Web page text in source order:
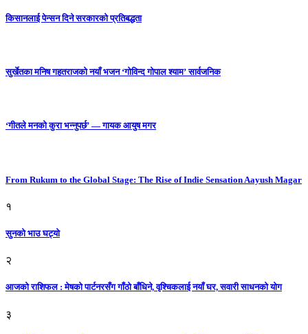
किसानलाई पेन्सन दिने सरकारको प्रतिबद्धता
सुर्खेतका मनिष गहतराजको नयाँ भजन ‘गोविन्द गोपाल श्याम’ सार्वजनिक
‘गीतले मनको कुरा भन्नुपर्छ’ — गायक आयुष मगर
From Rukum to the Global Stage: The Rise of Indie Sensation Aayush Magar
१
सुनको भाउ घट्याे
२
आजको राशिफल : मेषको पार्टनरसँग गाँठो बाँधिने, वृश्चिकलाई नयाँ घर, सवारी साधनकाे याेग
३